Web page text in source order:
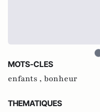
MOTS-CLES
enfants , bonheur
THEMATIQUES